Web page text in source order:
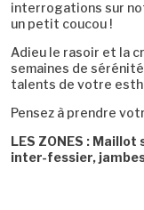
interrogations sur
un petit coucou !
Adieu le rasoir et la
semaines de
talents de votre
Pensez à prendre
LES ZONES :
inter-fessier,